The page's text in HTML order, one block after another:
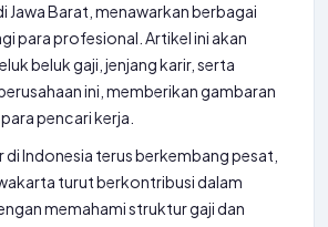
Jawa Barat, menawarkan berbagai
para profesional. Artikel ini akan
beluk gaji, jenjang karir, serta
ini, memberikan gambaran
pencari kerja.
Indonesia terus berkembang pesat,
turut berkontribusi dalam
memahami struktur gaji dan